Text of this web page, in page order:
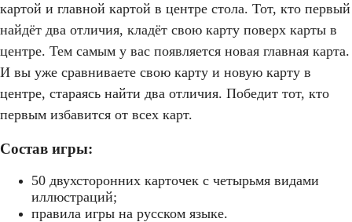
картой и главной картой в центре стола. Тот, кто первый
найдёт два отличия, кладёт свою карту поверх карты в
центре. Тем самым у вас появляется новая главная карта.
И вы уже сравниваете свою карту и новую карту в
центре, стараясь найти два отличия. Победит тот, кто
первым избавится от всех карт.
Состав игры:
50 двухсторонних карточек с четырьмя видами
иллюстраций;
правила игры на русском языке.